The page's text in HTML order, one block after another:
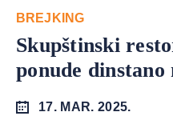
BREJKING
Skupštinski
ponude dinstano
17. MAR. 2025.